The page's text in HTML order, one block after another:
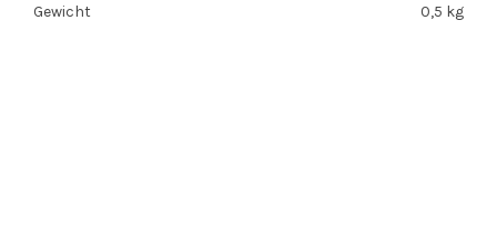
Gewicht 0,5 kg